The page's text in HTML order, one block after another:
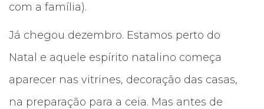
com a família).
Já chegou dezembro. Estamos perto do
Natal e aquele espírito natalino começa
aparecer nas vitrines, decoração das casas,
na preparação para a ceia. Mas antes de